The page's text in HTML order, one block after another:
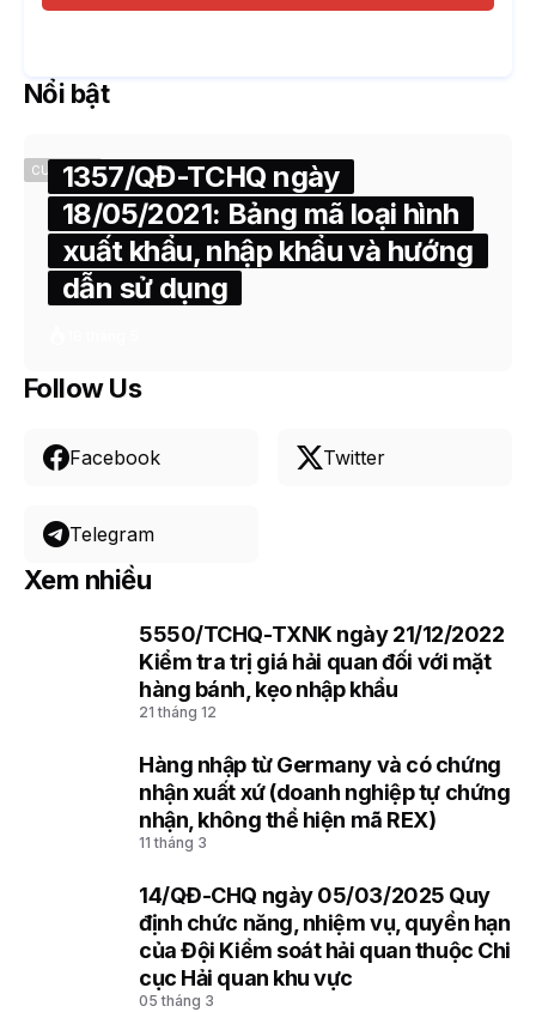
Nổi bật
CUSTOMS1357/QĐ-TCHQ ngày
18/05/2021: Bảng mã loại hình
xuất khẩu, nhập khẩu và hướng
dẫn sử dụng
Follow Us
Facebook Twitter
Telegram
Xem nhiều
5550/TCHQ-TXNK ngày 21/12/2022
Kiểm tra trị giá hải quan đối với mặt
hàng bánh, kẹo nhập khẩu
21 tháng 12
Hàng nhập từ Germany và có chứng
nhận xuất xứ (doanh nghiệp tự chứng
nhận, không thể hiện mã REX)
11 tháng 3
14/QĐ-CHQ ngày 05/03/2025 Quy
định chức năng, nhiệm vụ, quyền hạn
của Đội Kiểm soát hải quan thuộc Chi
cục Hải quan khu vực
05 tháng 3